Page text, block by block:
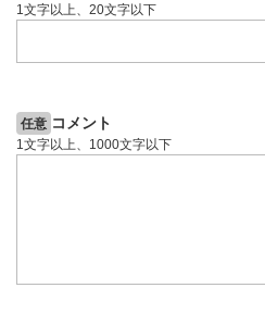
1文字以上、20文字以下
任意 コメント
1文字以上、1000文字以下